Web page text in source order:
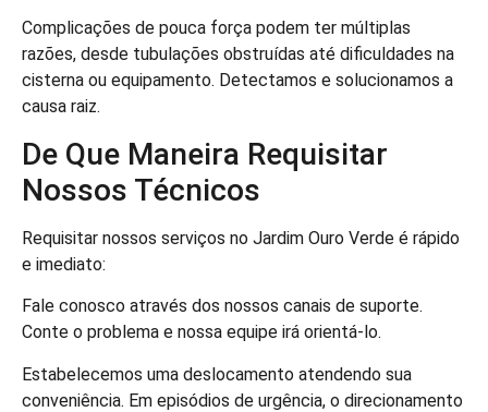
Complicações de pouca força podem ter múltiplas
razões, desde tubulações obstruídas até dificuldades na
cisterna ou equipamento. Detectamos e solucionamos a
causa raiz.
De Que Maneira Requisitar
Nossos Técnicos
Requisitar nossos serviços no Jardim Ouro Verde é rápido
e imediato:
Fale conosco através dos nossos canais de suporte.
Conte o problema e nossa equipe irá orientá-lo.
Estabelecemos uma deslocamento atendendo sua
conveniência. Em episódios de urgência, o direcionamento